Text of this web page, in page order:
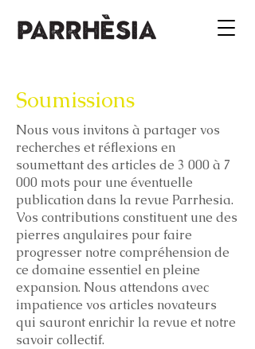
Soumissions
Nous vous invitons à partager vos
recherches et réflexions en
soumettant des articles de 3 000 à 7
000 mots pour une éventuelle
publication dans la revue Parrhesia.
Vos contributions constituent une des
pierres angulaires pour faire
progresser notre compréhension de
ce domaine essentiel en pleine
expansion. Nous attendons avec
impatience vos articles novateurs
qui sauront enrichir la revue et notre
savoir collectif.